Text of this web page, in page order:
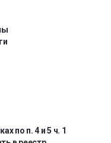
по п. 4 и 5 ч. 1